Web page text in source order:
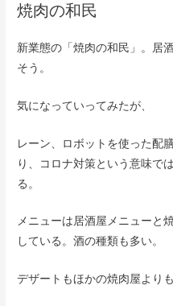
焼肉の和民
新業態の「焼肉の和民」。居
そう。
気になっていってみたが、
レーン、ロボットを使った配
り、コロナ対策という意味で
る。
メニューは居酒屋メニューと
している。酒の種類も多い。
デザートもほかの焼肉屋より